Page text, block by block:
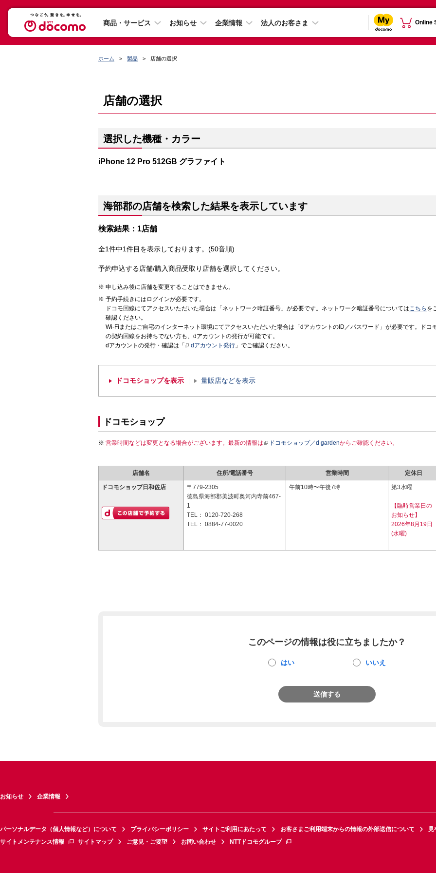
商品・サービス お知らせ 企業情報 法人のお客さま Online
ホーム 製品 店舗の選択
店舗の選択
選択した機種・カラー
iPhone 12 Pro 512GB グラファイト
海部郡の店舗を検索した結果を表示しています
検索結果：1店舗
全1件中1件目を表示しております。(50音順)
予約申込する店舗/購入商品受取り店舗を選択してください。
申し込み後に店舗を変更することはできません。
予約手続きにはログインが必要です。
ドコモ回線にてアクセスいただいた場合は「ネットワーク暗証番号」が必要です。ネットワーク暗証番号についてはこちら を
確認ください。
Wi-Fiまたはご自宅のインターネット環境にてアクセスいただいた場合は「dアカウントのID／パスワード」が必要です。ドコ
の契約回線をお持ちでない方も、dアカウントの発行が可能です。
dアカウントの発行・確認は「
dアカウント発行 」でご確認ください。
ドコモショップを表示 量販店などを表示
ドコモショップ
営業時間などは変更となる場合がございます。最新の情報は ドコモショップ／d gardenからご確認ください。
店舗名 住所/電話番号 営業時間 定休日
ドコモショップ日和佐店
〒779-2305
徳島県海部郡美波町奥河内寺前467-
1
TEL： 0120-720-268
TEL： 0884-77-0020
午前10時〜午後7時 第3水曜
【臨時営業日の
お知らせ】
2026年8月19日
(水曜)
このページの情報は役に立ちましたか？
はい いいえ
送信する
お知らせ 企業情報
パーソナルデータ（個人情報など）について プライバシーポリシー サイトご利用にあたって お客さまご利用端末からの情報の外部送信について
見
サイトメンテナンス情報
サイトマップ ご意見・ご要望 お問い合わせ NTTドコモグループ